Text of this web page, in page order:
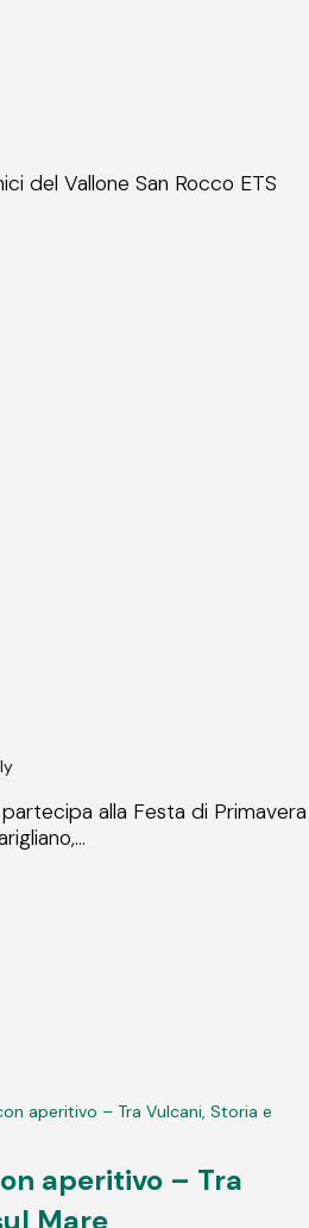
del Vallone San Rocco ETS
alla Festa di Primavera
aperitivo – Tra
Mare
aperitivo – Tra Vulcani, Storia e